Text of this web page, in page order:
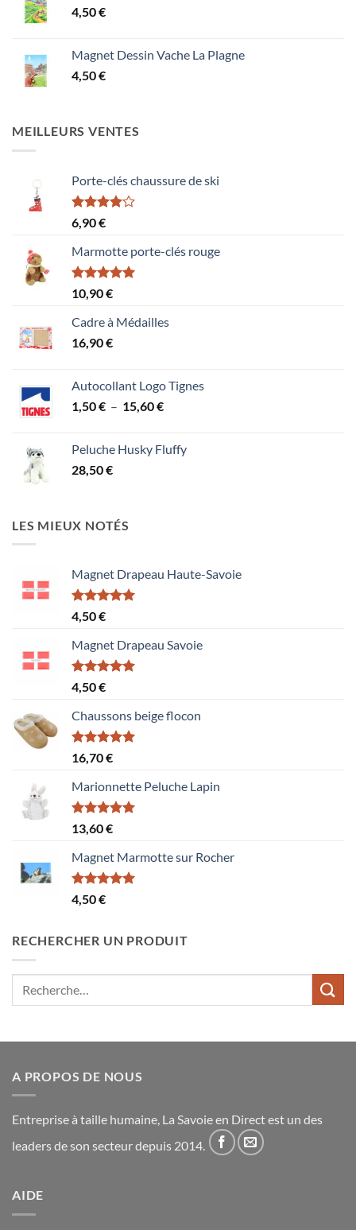
4,50€
Magnet Dessin Vache La Plagne
4,50€
MEILLEURS VENTES
Porte-clés chaussure de ski
Note
4.00
5
6,90€
Marmotte porte-clés rouge
Note5.00
sur 5
10,90€
Cadre à Médailles
16,90€
Autocollant Logo Tignes
1,50€ – 15,60€Plage
1,50 €
Peluche Husky Fluffy
28,50€
LES MIEUX NOTÉS
Magnet Drapeau Haute-Savoie
Note5.00
sur 5
4,50€
Magnet Drapeau Savoie
Note5.00
sur 5
4,50€
Chaussons beige flocon
Note5.00
sur 5
16,70€
Marionnette Peluche Lapin
Note5.00
sur 5
13,60€
Magnet Marmotte sur Rocher
Note5.00
sur 5
4,50€
RECHERCHER UN PRODUIT
A PROPOS DE NOUS
Entreprise à taille humaine, La Savoie en Direct est un des
leaders de son secteur depuis 2014.
AIDE